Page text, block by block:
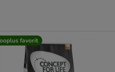
favorit